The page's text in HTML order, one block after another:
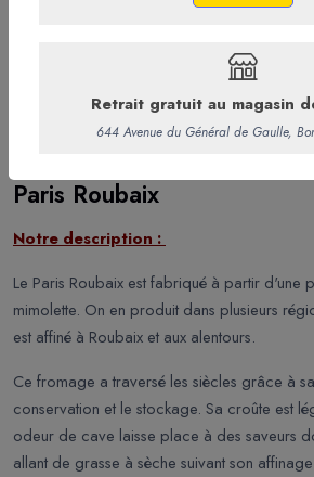
Paris Roubaix
Notre description :
Le Paris Roubaix est fabriqué à partir d'une
mimolette. On en produit dans plusieurs
est affiné à Roubaix et aux alentours.
Ce fromage a traversé les siècles grâce à
conservation et le stockage. Sa croûte est
odeur de cave laisse place à des saveurs
allant de grasse à sèche suivant son